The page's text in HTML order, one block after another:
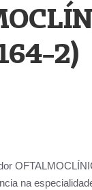
2)
na